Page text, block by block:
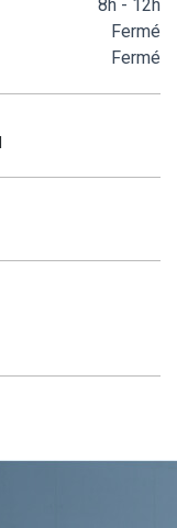
8h - 12h
Fermé
Fermé